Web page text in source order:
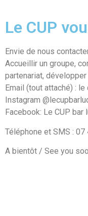
Le CUP
Envie de nous
Accueillir un groupe,
partenariat, développer
Email (tout attaché) :
Instagram
Facebook: Le CUP bar
Téléphone et SMS :
A bientôt / See you